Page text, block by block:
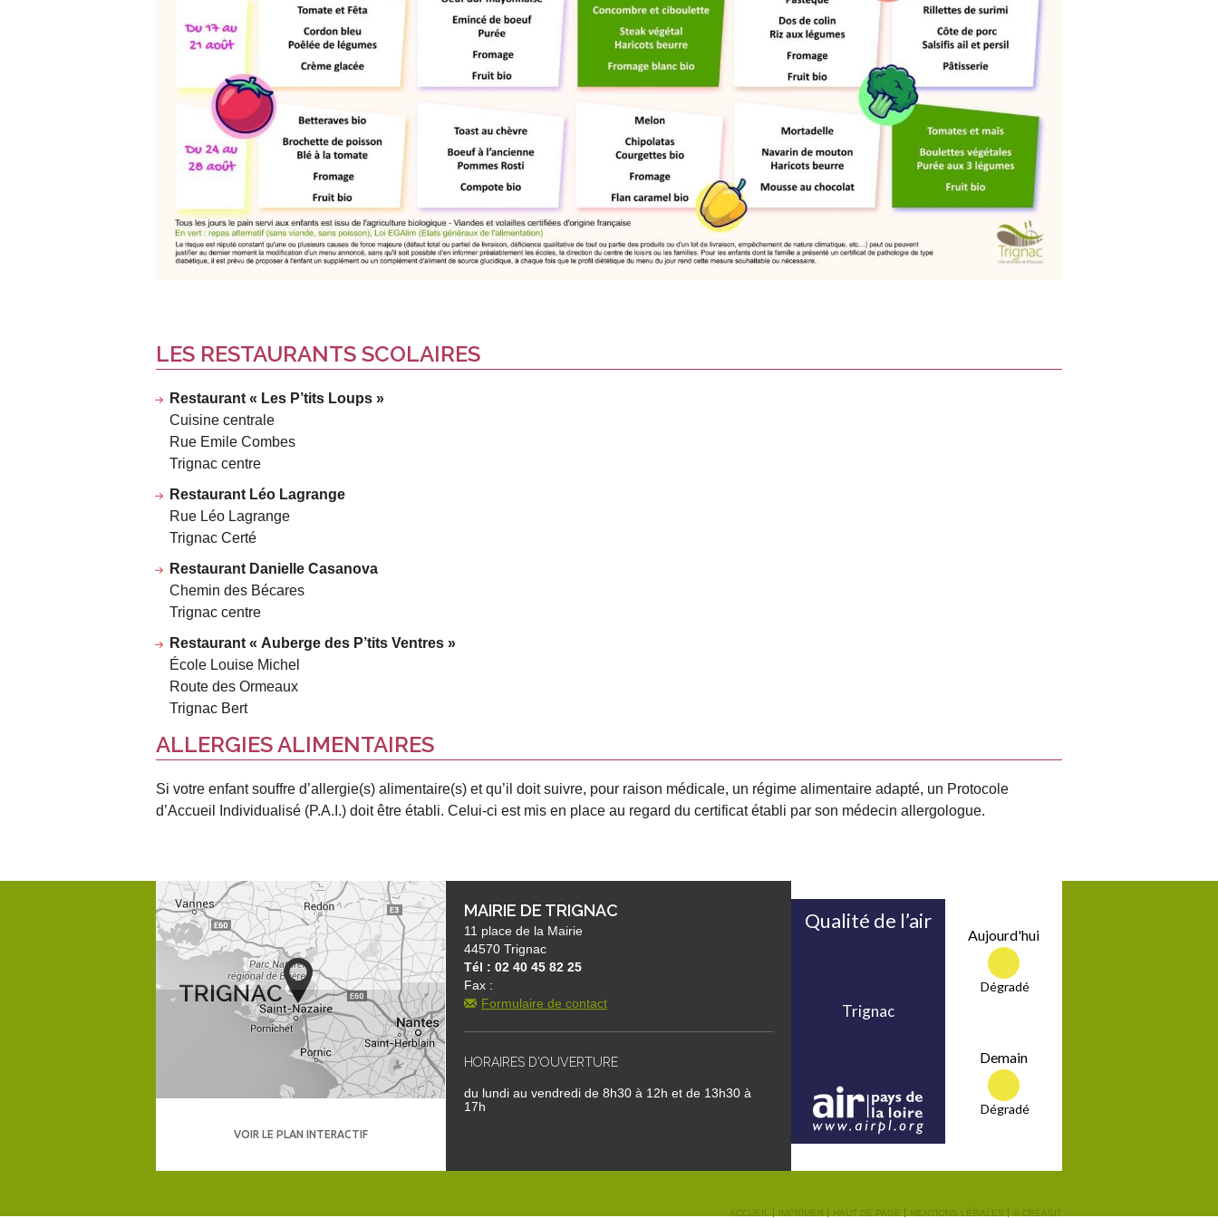
LES RESTAURANTS SCOLAIRES
Restaurant « Les P’tits Loups »
Cuisine centrale
Rue Emile Combes
Trignac centre
Restaurant Léo Lagrange
Rue Léo Lagrange
Trignac Certé
Restaurant Danielle Casanova
Chemin des Bécares
Trignac centre
Restaurant « Auberge des P’tits Ventres »
École Louise Michel
Route des Ormeaux
Trignac Bert
ALLERGIES ALIMENTAIRES
Si votre enfant souffre d’allergie(s) alimentaire(s) et qu’il doit suivre, pour raison médicale, un régime alimentaire adapté, un Protocole
d’Accueil Individualisé (P.A.I.) doit être établi. Celui-ci est mis en place au regard du certificat établi par son médecin allergologue.
VOIR LE PLAN INTERACTIF
MAIRIE DE TRIGNAC
11 place de la Mairie
44570 Trignac
Tél : 02 40 45 82 25
Fax :
Formulaire de contact
HORAIRES D'OUVERTURE
du lundi au vendredi de 8h30 à 12h et de 13h30 à
17h
ACCUEIL IMPRIMER HAUT DE PAGE MENTIONS LÉGALES © CREASIT